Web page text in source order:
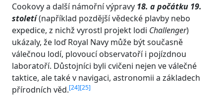
Cookovy a další námořní výpravy 18. a počátku 19.
století(například pozdější vědecké plavby nebo
expedice, z nichž vyrostl projekt lodi Challenger)
ukázaly, že loď Royal Navy může být současně
válečnou lodí, plovoucí observatoří i pojízdnou
laboratoří. Důstojníci byli cvičeni nejen ve válečné
taktice, ale také v navigaci, astronomii a základech
přírodních věd.[24][25]